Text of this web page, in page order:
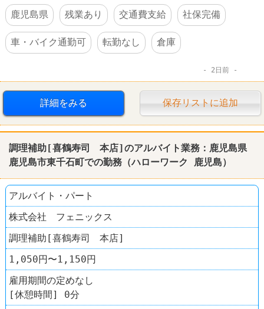
鹿児島県
残業あり 交通費支給 社保完備
車・バイク通勤可 転勤なし 倉庫
2日前
詳細をみる 保存リストに追加
調理補助[喜鶴寿司 本店]のアルバイト業務： 鹿児島県
鹿児島市東千石町での勤務（ハローワーク 鹿児島）
アルバイト・パート
株式会社 フェニックス
調理補助[喜鶴寿司 本店]
1,050円〜1,150円
雇用期間の定めなし
[休憩時間] 0分